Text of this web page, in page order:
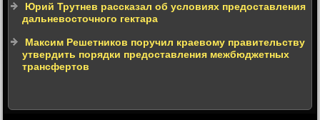
Юрий Трутнев рассказал об условиях предоставления
дальневосточного гектара
Максим Решетников поручил краевому правительству
утвердить порядки предоставления межбюджетных
трансфертов